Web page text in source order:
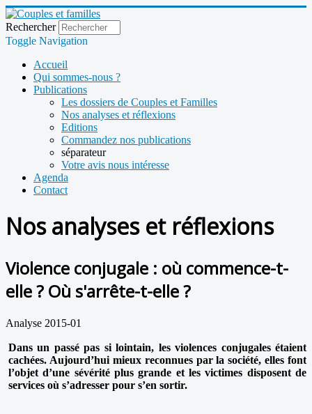
Rechercher
Toggle Navigation
Accueil
Qui sommes-nous ?
Publications
Les dossiers de Couples et Familles
Nos analyses et réflexions
Editions
Commandez nos publications
séparateur
Votre avis nous intéresse
Agenda
Contact
Nos analyses et réflexions
Violence conjugale : où commence-t-
elle ? Où s'arrête-t-elle ?
Analyse 2015-01
Dans un passé pas si lointain, les violences conjugales étaient
cachées. Aujourd’hui mieux reconnues par la société, elles font
l’objet d’une sévérité plus grande et les victimes disposent de
services où s’adresser pour s’en sortir.